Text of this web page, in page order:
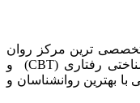
ترین مرکز روان
درمانی و مشاوره در زمینه درمان‏های شناختی رفتاری (CBT) و
بهترین روانشناسان و